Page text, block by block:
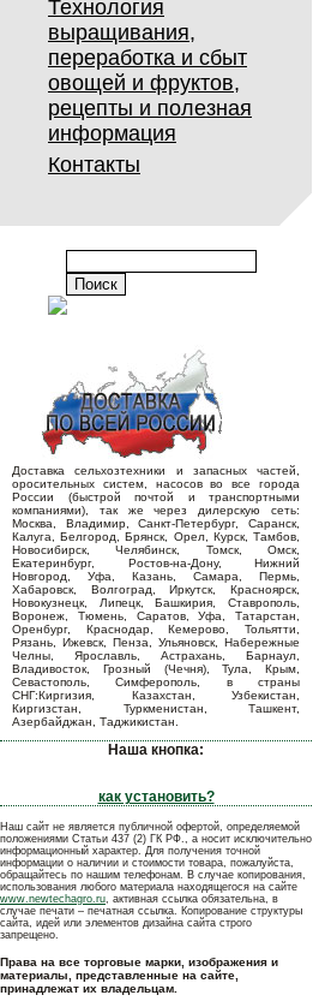
Технология
выращивания,
переработка и сбыт
овощей и фруктов,
рецепты и полезная
информация
Контакты
Доставка сельхозтехники и запасных частей,
оросительных систем, насосов во все города
России (быстрой почтой и транспортными
компаниями), так же через дилерскую сеть:
Москва, Владимир, Санкт-Петербург, Саранск,
Калуга, Белгород, Брянск, Орел, Курск, Тамбов,
Новосибирск, Челябинск, Томск, Омск,
Екатеринбург, Ростов-на-Дону, Нижний
Новгород, Уфа, Казань, Самара, Пермь,
Хабаровск, Волгоград, Иркутск, Красноярск,
Новокузнецк, Липецк, Башкирия, Ставрополь,
Воронеж, Тюмень, Саратов, Уфа, Татарстан,
Оренбург, Краснодар, Кемерово, Тольятти,
Рязань, Ижевск, Пенза, Ульяновск, Набережные
Челны, Ярославль, Астрахань, Барнаул,
Владивосток, Грозный (Чечня), Тула, Крым,
Севастополь, Симферополь, в страны
СНГ:Киргизия, Казахстан, Узбекистан,
Киргизстан, Туркменистан, Ташкент,
Азербайджан, Таджикистан.
Наша кнопка:
как установить?
Наш сайт не является публичной офертой, определяемой
положениями Статьи 437 (2) ГК РФ., а носит исключительно
информационный характер. Для получения точной
информации о наличии и стоимости товара, пожалуйста,
обращайтесь по нашим телефонам. В случае копирования,
использования любого материала находящегося на сайте
www.newtechagro.ru, активная ссылка обязательна, в
случае печати – печатная ссылка. Копирование структуры
сайта, идей или элементов дизайна сайта строго
запрещено.
Права на все торговые марки, изображения и
материалы, представленные на сайте,
принадлежат их владельцам.